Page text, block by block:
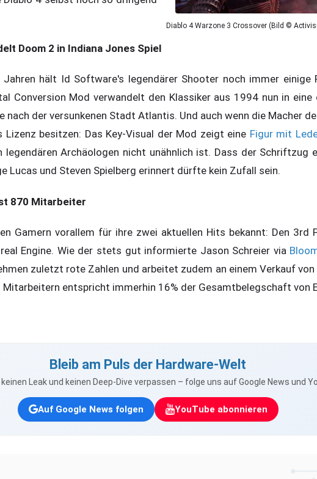
Diablo 4 Warzone 3 Crossover (Bild ©
Doom 2 in Indiana Jones Spiel
hält Id Software's legendärer Shooter noch immer einige
Conversion Mod verwandelt den Klassiker aus 1994 nun in eine
nach der versunkenen Stadt Atlantis. Und auch wenn die Macher
Lizenz besitzen: Das Key-Visual der Mod zeigt eine Figur mit
legendären Archäologen nicht unähnlich ist. Dass der Schriftzug
Lucas und Steven Spielberg erinnert dürfte kein Zufall sein.
870 Mitarbeiter
Gamern vorallem für ihre zwei aktuellen Hits bekannt: Den 3rd
Engine. Wie der stets gut informierte Jason Schreier via
zuletzt rote Zahlen und arbeitet zudem an einem Verkauf von
Mitarbeitern entspricht immerhin 16% der Gesamtbelegschaft von
Bleib am Puls der Hardware-Welt
Leak und keinen Deep-Dive verpassen – folge uns auf Google News und
Auf Google News folgen YouTube abonnieren